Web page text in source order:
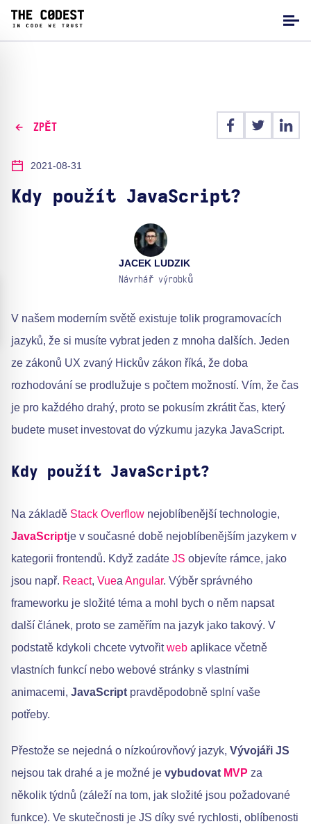
ZPĚT
2021-08-31
Kdy použít JavaScript?
JACEK LUDZIK
Návrhář výrobků
V našem moderním světě existuje tolik programovacích
jazyků, že si musíte vybrat jeden z mnoha dalších. Jeden
ze zákonů UX zvaný Hickův zákon říká, že doba
rozhodování se prodlužuje s počtem možností. Vím, že čas
je pro každého drahý, proto se pokusím zkrátit čas, který
budete muset investovat do výzkumu jazyka JavaScript.
Kdy použít JavaScript?
Na základě Stack Overflow nejoblíbenější technologie,
JavaScriptje v současné době nejoblíbenějším jazykem v
kategorii frontendů. Když zadáte JS objevíte rámce, jako
jsou např. React, Vuea Angular. Výběr správného
frameworku je složité téma a mohl bych o něm napsat
další článek, proto se zaměřím na jazyk jako takový. V
podstatě kdykoli chcete vytvořitweb aplikace včetně
vlastních funkcí nebo webové stránky s vlastními
animacemi, JavaScript pravděpodobně splní vaše
potřeby.
Přestože se nejedná o nízkoúrovňový jazyk, Vývojáři JS
nejsou tak drahé a je možné je vybudovat MVP za
několik týdnů (záleží na tom, jak složité jsou požadované
funkce). Ve skutečnosti je JS díky své rychlosti, oblíbenosti